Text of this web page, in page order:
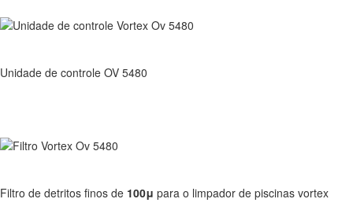
Unidade de controle OV 5480
Filtro de detritos finos de 100μ para o limpador de piscinas vortex